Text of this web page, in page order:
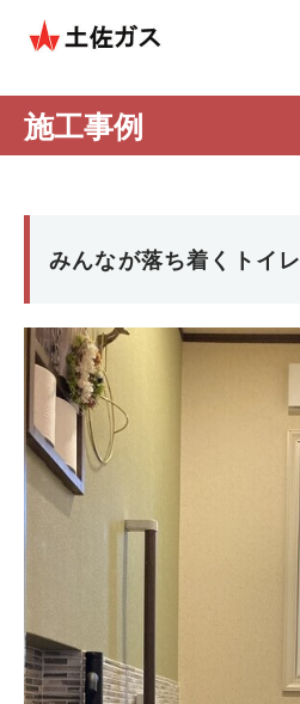
施工事例
みんなが落ち着くトイレ